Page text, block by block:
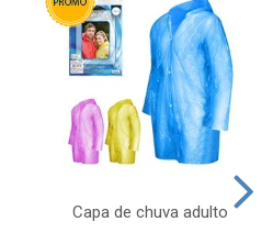
Capa de chuva adulto